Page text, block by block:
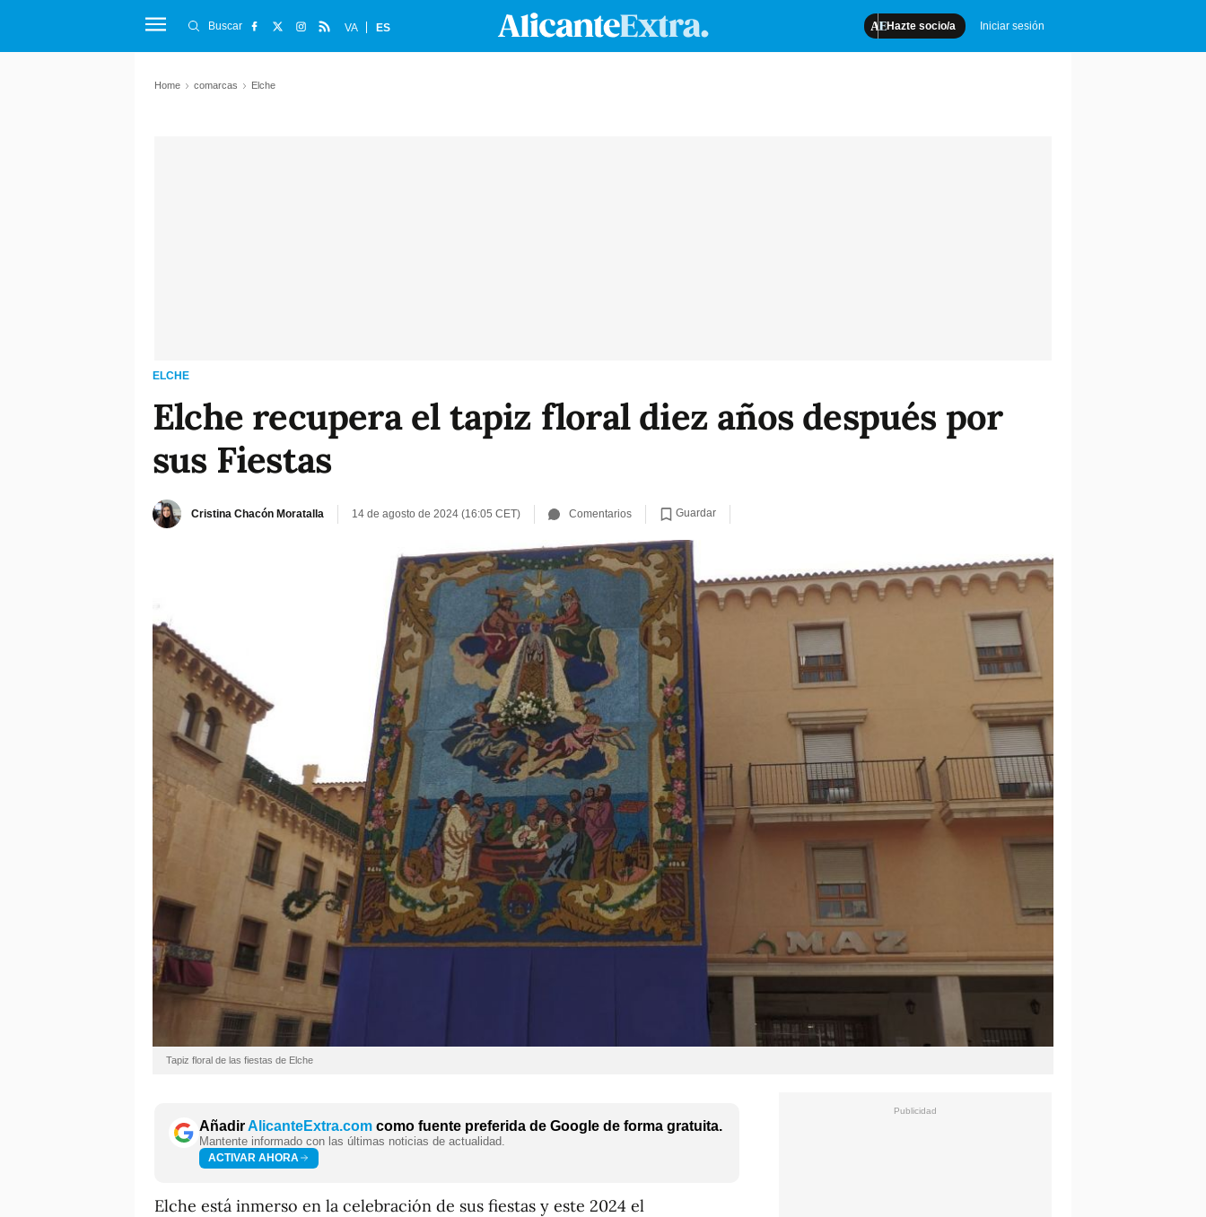
Hazte socio/a Iniciar sesión
Buscar VA ES
Home comarcas Elche
ELCHE
Elche recupera el tapiz floral diez años después por
sus Fiestas
Cristina Chacón Moratalla 14 de agosto de 2024 (16:05 CET) Comentarios Guardar
Tapiz floral de las fiestas de Elche
AñadirAlicanteExtra.com como fuente preferida de Google de forma gratuita.
Mantente informado con las últimas noticias de actualidad.
ACTIVAR AHORA
Elche está inmerso en la celebración de sus fiestas y este 2024 el